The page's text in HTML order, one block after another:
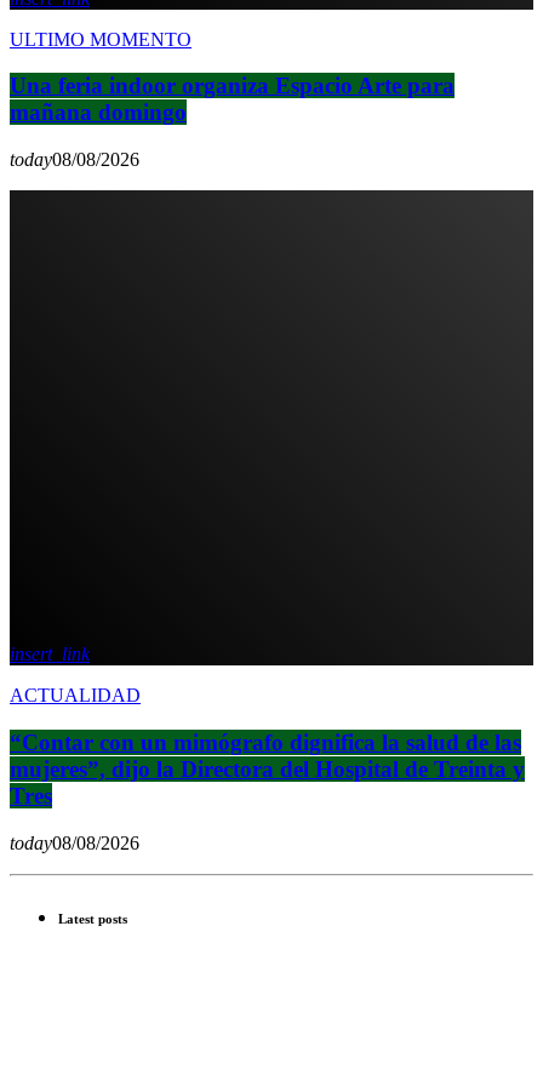
ULTIMO MOMENTO
Una feria indoor organiza Espacio Arte para
mañana domingo
today08/08/2026
insert_link
ACTUALIDAD
“Contar con un mimógrafo dignifica la salud de las
mujeres”, dijo la Directora del Hospital de Treinta y
Tres
today08/08/2026
Latest posts